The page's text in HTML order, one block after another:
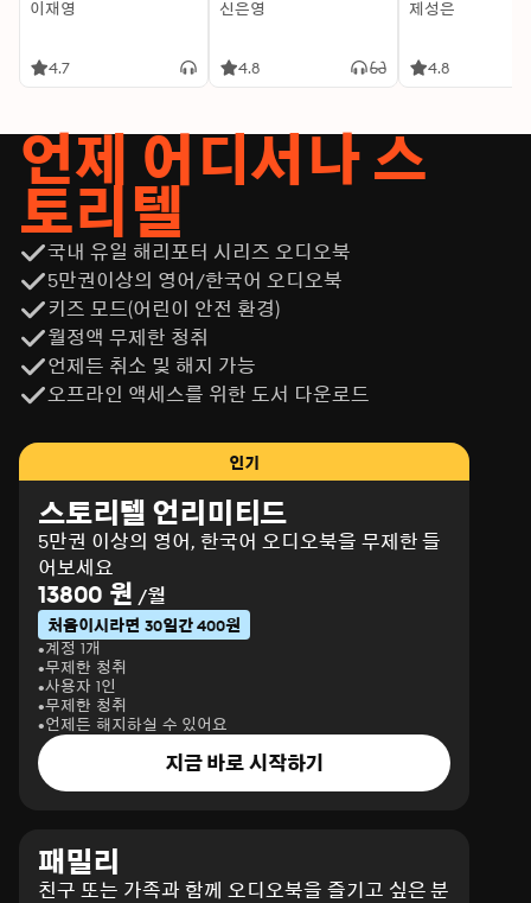
이재영
4.7
신은영
4.8
제성은
4.8
언제 어디서나 스
토리텔
국내 유일 해리포터 시리즈 오디오북
5만권이상의 영어/한국어 오디오북
키즈 모드(어린이 안전 환경)
월정액 무제한 청취
언제든 취소 및 해지 가능
오프라인 액세스를 위한 도서 다운로드
인기
스토리텔 언리미티드
5만권 이상의 영어, 한국어 오디오북을 무제한 들
어보세요
13800 원 /월
처음이시라면 30일간 400원
계정 1개
무제한 청취
사용자 1인
무제한 청취
언제든 해지하실 수 있어요
지금 바로 시작하기
패밀리
친구 또는 가족과 함께 오디오북을 즐기고 싶은 분